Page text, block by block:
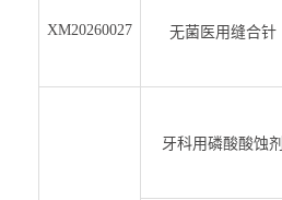
XM20260027 无菌医用缝合针
牙科用磷酸酸蚀剂